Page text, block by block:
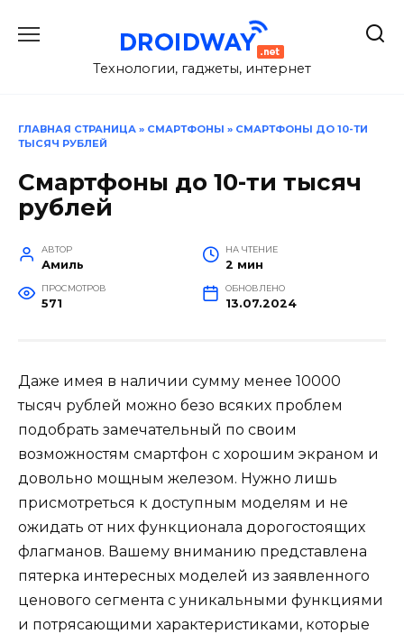
Технологии, гаджеты, интернет
ГЛАВНАЯ СТРАНИЦА » СМАРТФОНЫ » СМАРТФОНЫ ДО 10-ТИ
ТЫСЯЧ РУБЛЕЙ
Смартфоны до 10-ти тысяч
рублей
АВТОР
Амиль
НА ЧТЕНИЕ
2 мин
ПРОСМОТРОВ
571
ОБНОВЛЕНО
13.07.2024
Даже имея в наличии сумму менее 10000
тысяч рублей можно безо всяких проблем
подобрать замечательный по своим
возможностям смартфон с хорошим экраном и
довольно мощным железом. Нужно лишь
присмотреться к доступным моделям и не
ожидать от них функционала дорогостоящих
флагманов. Вашему вниманию представлена
пятерка интересных моделей из заявленного
ценового сегмента с уникальными функциями
и потрясающими характеристиками, которые